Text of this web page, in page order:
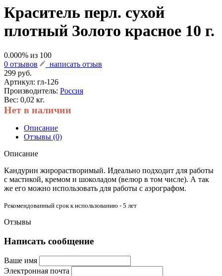
Краситель перл. сухой
плотный Золото красное 10 г.
0.000% из 100
0 отзывов
написать отзыв
299 руб.
Артикул: гл-126
Производитель: Россия
Вес: 0,02 кг.
Нет в наличии
Описание
Отзывы (0)
Описание
Кандурин жирорастворимый. Идеально подходит для работы
с мастикой, кремом и шоколадом (велюр в том числе). А так
же его можно использовать для работы с аэрографом.
Рекомендованный срок к использованию - 5 лет
Отзывы
Написать сообщение
Ваше имя
Электронная почта